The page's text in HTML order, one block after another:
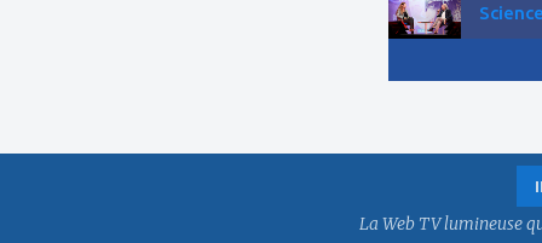
La Web TV lumineuse